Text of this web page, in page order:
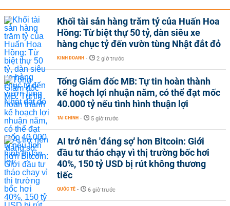
Khối tài sản hàng trăm tỷ của Huấn Hoa
Hồng: Từ biệt thự 50 tỷ, dàn siêu xe
hàng chục tỷ đến vườn tùng Nhật đắt đỏ
KINH DOANH - 2 giờ trước
Tổng Giám đốc MB: Tự tin hoàn thành
kế hoạch lợi nhuận năm, có thể đạt mốc
40.000 tỷ nếu tình hình thuận lợi
TÀI CHÍNH - 5 giờ trước
AI trở nên 'đáng sợ' hơn Bitcoin: Giới
đầu tư tháo chạy vì thị trường bốc hơi
40%, 150 tỷ USD bị rút không thương
tiếc
QUỐC TẾ - 6 giờ trước